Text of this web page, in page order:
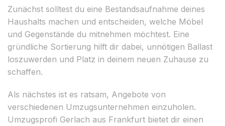
Zunächst solltest du eine Bestandsaufnahme deines
Haushalts machen und entscheiden, welche Möbel
und Gegenstände du mitnehmen möchtest. Eine
gründliche Sortierung hilft dir dabei, unnötigen Ballast
loszuwerden und Platz in deinem neuen Zuhause zu
schaffen.
Als nächstes ist es ratsam, Angebote von
verschiedenen Umzugsunternehmen einzuholen.
Umzugsprofi Gerlach aus Frankfurt bietet dir einen